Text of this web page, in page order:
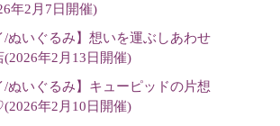
年2月7日開催)
/ぬいぐるみ】想いを運ぶしあわせ
(2026年2月13日開催)
/ぬいぐるみ】キューピッドの片想
年2月10日開催)